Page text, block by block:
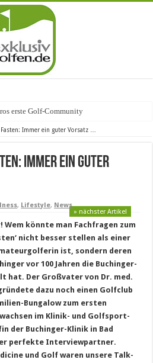
erste Golf-Community weiter aus
Immer ein guter Vorsatz …
Immer ein guter
, Lifestyle, News
» nächster Artikel
könnte man Fachfragen zum
nicht besser stellen als einer
ist, sondern deren
vor 100 Jahren die Buchinger-
hat. Der Großvater von Dr. med.
dazu noch einen Golfclub
Bungalow zum ersten
im Klinik- und Golfsport-
der Buchinger-Klinik in Bad
perfekte Interviewpartner.
und Golf waren unsere Talk-